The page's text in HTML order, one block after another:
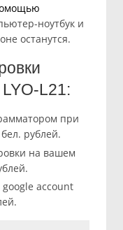
ноутбук и
останутся.
L21:
при
рублей.
на вашем
account